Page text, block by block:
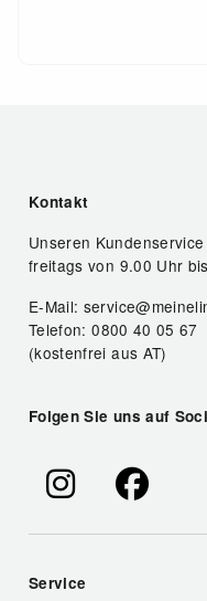
Kontakt
Unseren
freitags von 9.00 Uhr
E-Mail:
Telefon: 0800 40 05 67
(kostenfrei aus AT)
Folgen Sie uns auf
Service